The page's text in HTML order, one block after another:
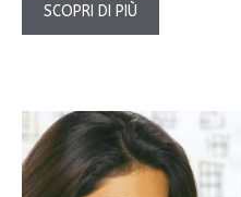
SCOPRI DI PIÙ